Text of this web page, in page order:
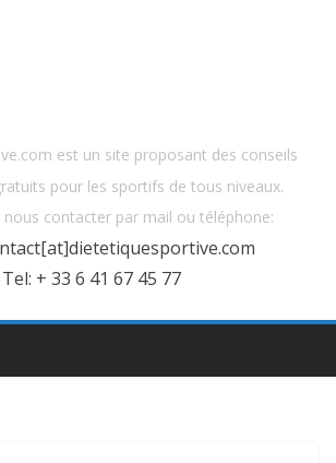
est un site proposant des conseils
pour les sportifs de tous niveaux.
nous contacter par mail ou téléphone:
Tel: + 33 6 41 67 45 77